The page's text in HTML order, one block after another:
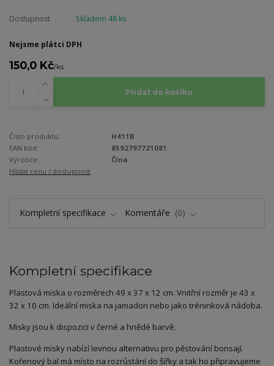
Dostupnost Skladem 48 ks
Nejsme plátci DPH
150,0 Kč/ks
Přidat do košíku
Číslo produktu:
H411B
EAN kód:
8592797721081
Výrobce:
Čína
Hlídat cenu / dostupnost
Kompletní specifikace Komentáře 0
Kompletní specifikace
Plastová miska o rozměrech 49 x 37 x 12 cm. Vnitřní rozměr je 43 x
32 x 10 cm. Ideální miska na jamadori nebo jako tréninková nádoba.
Misky jsou k dispozici v černé a hnědé barvě.
Plastové misky nabízí levnou alternativu pro pěstování bonsají.
Kořenový bal má místo na rozrůstání do šířky a tak ho připravujeme